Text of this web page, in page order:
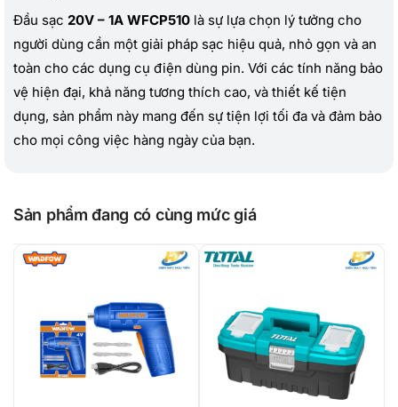
Đầu sạc 20V – 1A WFCP510 là sự lựa chọn lý tưởng cho
người dùng cần một giải pháp sạc hiệu quả, nhỏ gọn và an
toàn cho các dụng cụ điện dùng pin. Với các tính năng bảo
vệ hiện đại, khả năng tương thích cao, và thiết kế tiện
dụng, sản phẩm này mang đến sự tiện lợi tối đa và đảm bảo
cho mọi công việc hàng ngày của bạn.
Sản phẩm đang có cùng mức giá